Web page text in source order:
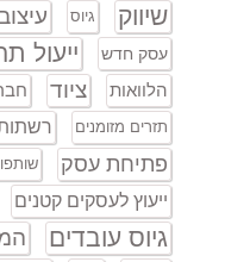
שיווק גיוס
עסק חדש ייעול
הלוואות ציוד
תזרים מזומנים
פתיחת עסק
ייעוץ לעסקים קטנים
גיוס עובדים